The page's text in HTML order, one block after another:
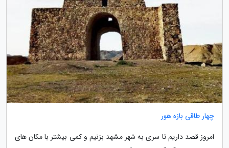
چهار طاقی بازه هور
امروز قصد داریم تا سری به شهر مشهد بزنیم و کمی بیشتر با مکان های